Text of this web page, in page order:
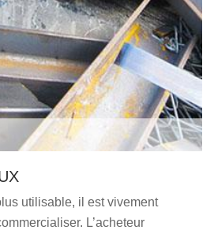
utilisable, il est vivement
L’acheteur